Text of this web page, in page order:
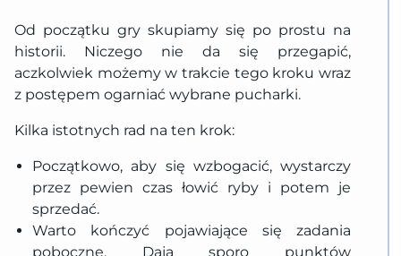
Od początku gry skupiamy się po prostu na
historii. Niczego nie da się przegapić,
aczkolwiek możemy w trakcie tego kroku wraz
z postępem ogarniać wybrane pucharki.
Kilka istotnych rad na ten krok:
Początkowo, aby się wzbogacić, wystarczy
przez pewien czas łowić ryby i potem je
sprzedać.
Warto kończyć pojawiające się zadania
poboczne. Dają sporo punktów